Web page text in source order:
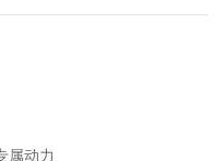
属动力